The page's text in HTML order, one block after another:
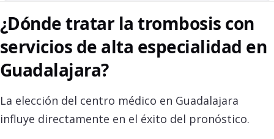
¿Dónde tratar la trombosis con
servicios de alta especialidad en
Guadalajara?
La elección del centro médico en Guadalajara
influye directamente en el éxito del pronóstico.